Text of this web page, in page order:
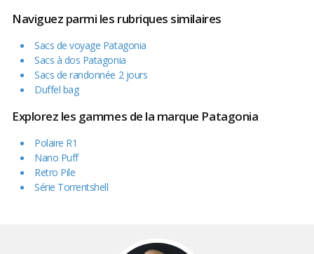
Naviguez parmi les rubriques similaires
Sacs de voyage Patagonia
Sacs à dos Patagonia
Sacs de randonnée 2 jours
Duffel bag
Explorez les gammes de la marque Patagonia
Polaire R1
Nano Puff
Retro Pile
Série Torrentshell